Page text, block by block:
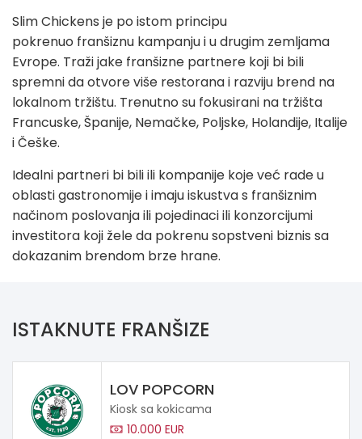
Slim Chickens je po istom principu
pokrenuo franšiznu kampanju i u drugim zemljama
Evrope. Traži jake franšizne partnere koji bi bili
spremni da otvore više restorana i razviju brend na
lokalnom tržištu. Trenutno su fokusirani na tržišta
Francuske, Španije, Nemačke, Poljske, Holandije, Italije
i Češke.
Idealni partneri bi bili ili kompanije koje već rade u
oblasti gastronomije i imaju iskustva s franšiznim
načinom poslovanja ili pojedinaci ili konzorcijumi
investitora koji žele da pokrenu sopstveni biznis sa
dokazanim brendom brze hrane.
ISTAKNUTE FRANŠIZE
LOV POPCORN
Kiosk sa kokicama
10.000 EUR